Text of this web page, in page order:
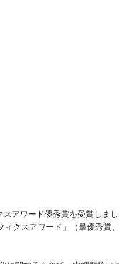
アワード優秀賞を受賞しま
クスアワード」（最優秀賞